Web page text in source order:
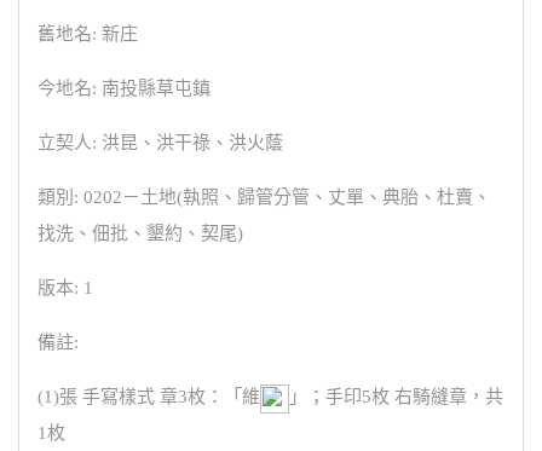
舊地名: 新庄
今地名: 南投縣草屯鎮
立契人: 洪昆、洪干祿、洪火蔭
類別: 0202－土地(執照、歸管分管、丈單、典胎、杜賣、
找洗、佃批、墾約、契尾)
版本: 1
備註:
(1)張 手寫樣式 章3枚：「維
」；手印5枚 右騎縫章，共
1枚